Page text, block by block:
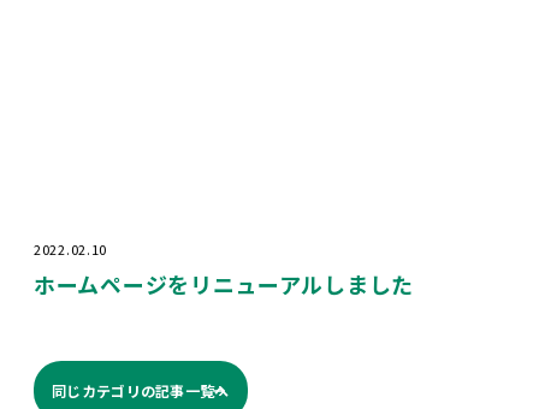
2022.02.10
ホームページをリニューアルしました
同じカテゴリの記事⼀覧へ